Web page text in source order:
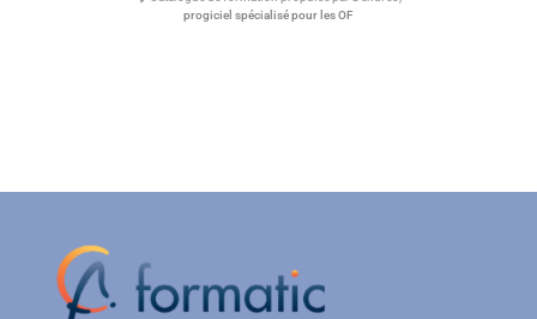
progiciel spécialisé pour les OF